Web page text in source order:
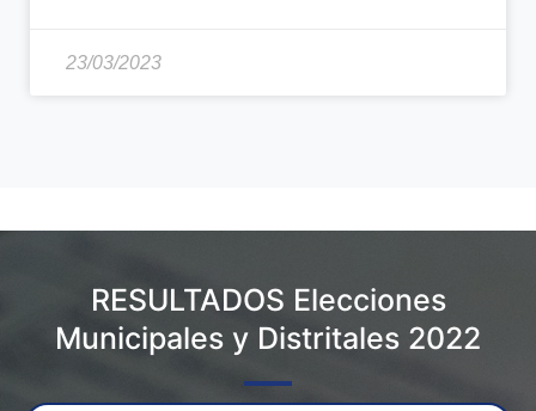
23/03/2023
RESULTADOS Elecciones
Municipales y Distritales 2022